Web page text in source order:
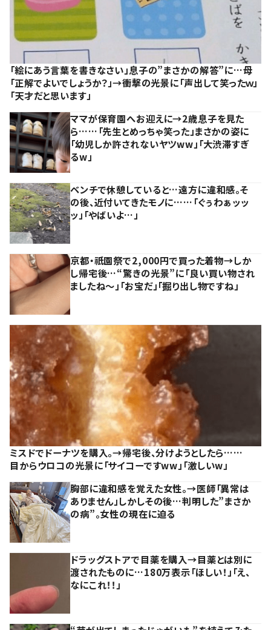
「絵にあう言葉を書きなさい」息子の”まさかの解答”に…母
「正解でよいでしょうか？」→衝撃の光景に「声出して笑ったｗ」
「天才だと思います」
ママが保育園へお迎えに→2歳息子を見た
ら……「先生とめっちゃ笑った」まさかの姿に
「幼児しか許されないヤツww」「大渋滞すぎ
るw」
ベンチで休憩していると…遠方に違和感。そ
の後、近付いてきたモノに……「ぐぅわぁッッ
ッ」「やばいよ…」
京都・祇園祭で2,000円で買った着物→しか
し帰宅後…“驚きの光景”に「良い買い物され
ましたね～」「お宝だ」「掘り出し物ですね」
ミスドでドーナツを購入。→帰宅後、分けようとしたら……
目からウロコの光景に「サイコーですww」「激しいw」
胸部に違和感を覚えた女性。→医師「異常は
ありません」しかしその後…判明した”まさか
の病”。女性の現在に迫る
ドラッグストアで目薬を購入→目薬とは別に
渡されたものに…180万表示「ほしい！」「え、
なにこれ！！」